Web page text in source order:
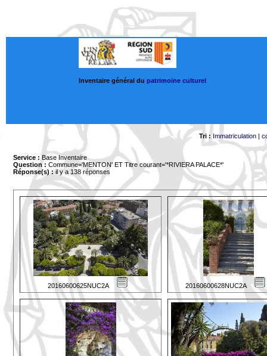
Inventaire général du patrimoine culturel
Tri : Immatriculation|
Service : Base Inventaire
Question : Commune='MENTON' ET Titre courant='*RIVIERA PALACE*'
Réponse(s) :il y a 138 réponses
20160600625NUC2A 20160600628NUC2A